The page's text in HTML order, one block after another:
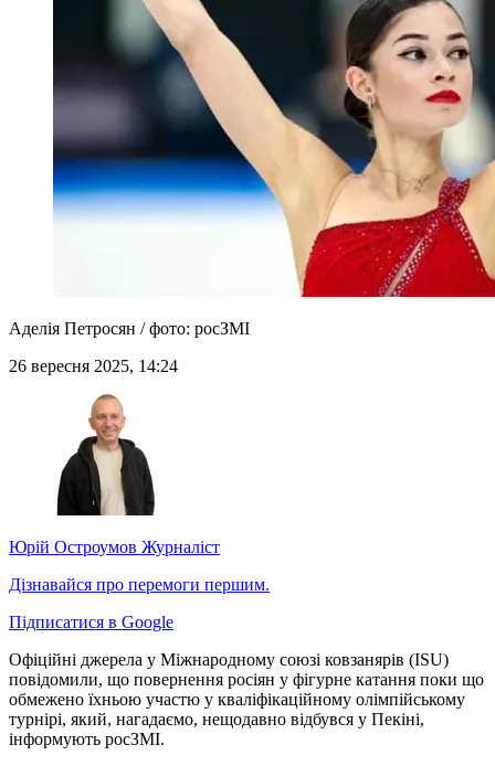
Аделія Петросян / фото: росЗМІ
26 вересня 2025, 14:24
Юрій Остроумов Журналіст
Дізнавайся про перемоги першим.
Підписатися в Google
Офіційні джерела у Міжнародному союзі ковзанярів (ISU)
повідомили, що повернення росіян у фігурне катання поки що
обмежено їхньою участю у кваліфікаційному олімпійському
турнірі, який, нагадаємо, нещодавно відбувся у Пекіні,
інформують росЗМІ.